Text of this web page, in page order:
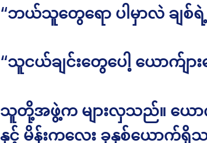
“ဘယ်သူတွေရော ပါမှာလဲ ချစ်ရဲ့
“သူငယ်ချင်းတွေပေါ့ ယောက်ျာ
သူတို့အဖွဲ့က များလှသည်။ ယော
နှင့် မိန်းကလေး ခုနှစ်ယောက်